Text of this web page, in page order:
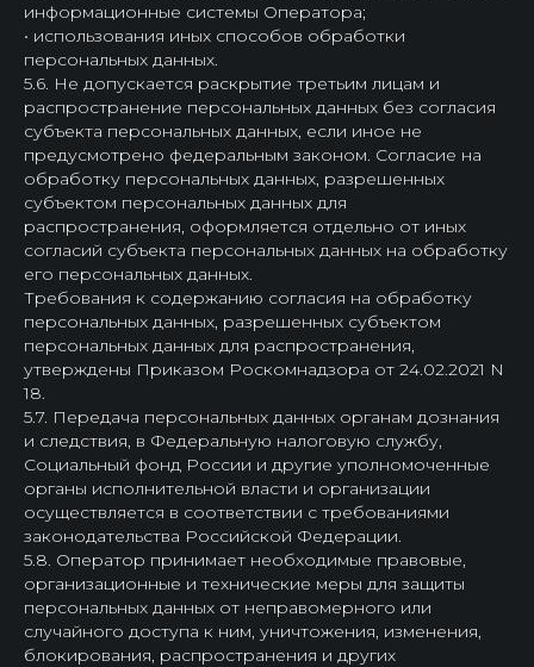
информационные системы Оператора;
• использования иных способов обработки
персональных данных.
5.6. Не допускается раскрытие третьим лицам и
распространение персональных данных без согласия
субъекта персональных данных, если иное не
предусмотрено федеральным законом. Согласие на
обработку персональных данных, разрешенных
субъектом персональных данных для
распространения, оформляется отдельно от иных
согласий субъекта персональных данных на обработку
его персональных данных.
Требования к содержанию согласия на обработку
персональных данных, разрешенных субъектом
персональных данных для распространения,
утверждены Приказом Роскомнадзора от 24.02.2021 N
18.
5.7. Передача персональных данных органам дознания
и следствия, в Федеральную налоговую службу,
Социальный фонд России и другие уполномоченные
органы исполнительной власти и организации
осуществляется в соответствии с требованиями
законодательства Российской Федерации.
5.8. Оператор принимает необходимые правовые,
организационные и технические меры для защиты
персональных данных от неправомерного или
случайного доступа к ним, уничтожения, изменения,
блокирования, распространения и других